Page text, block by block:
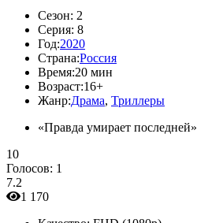
Сезон: 2
Серия: 8
Год:2020
Страна:Россия
Время:20 мин
Возраст:16+
Жанр:Драма, Триллеры
«Правда умирает последней»
10
Голосов: 1
7.2
1 170